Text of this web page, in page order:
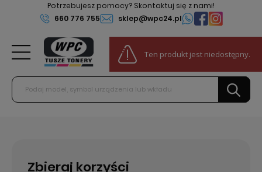
Potrzebujesz pomocy? Skontaktuj się z nami!
660 776 755
sklep@wpc24.pl
0
Do darmowej dostawy:
Ten produkt jest niedostępny.
Zbieraj korzyści